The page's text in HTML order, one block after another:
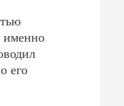
именно
его